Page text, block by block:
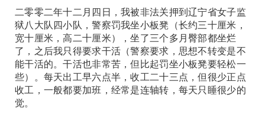
二零零二年十二月四日，我被非法关押到辽宁省女子监
狱八大队四小队，警察罚我坐小板凳（长约三十厘米，
宽十厘米，高二十厘米），坐了三个多月臀部都坐烂
了，之后我只得要求干活（警察要求，思想不转变是不
能干活的。干活也非常苦，但比起罚坐小板凳要轻松一
些）。每天出工早六点半，收工二十三点，但很少正点
收工，一般都要加班，经常是连轴转，每天只睡很少的
觉。